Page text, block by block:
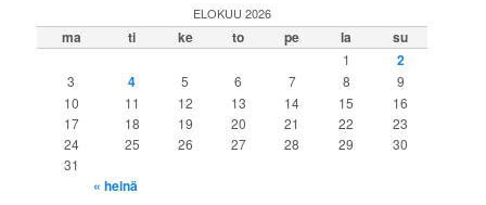
ELOKUU 2026
ma ti ke to pe la su
1 2
3 4 5 6 7 8
9
10
11 12 13 14 15
16
17
18 19 20 21 22
23
24
25 26 27 28 29
30
31
« heinä